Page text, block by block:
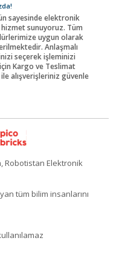
sayesinde elektronik
sunuyoruz. Tüm
uygun olarak
Anlaşmalı
seçerek işleminizi
Kargo ve Teslimat
alışverişleriniz güvenle
Robotistan Elektronik
tüm bilim insanlarını